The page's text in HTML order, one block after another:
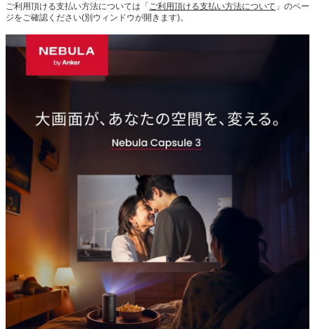
ご利用頂ける支払い方法については「 ご利用頂ける支払い方法について 」のペー
ジをご確認ください(別ウィンドウが開きます)。